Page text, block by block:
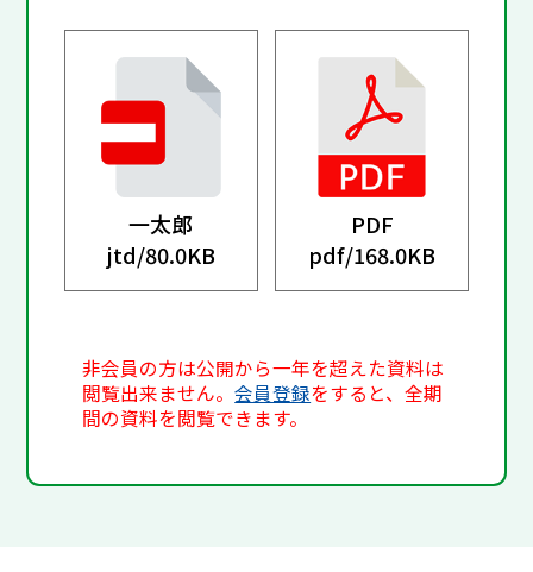
一太郎
jtd/80.0KB
PDF
pdf/168.0KB
非会員の方は公開から一年を超えた資料は
閲覧出来ません。会員登録をすると、全期
間の資料を閲覧できます。